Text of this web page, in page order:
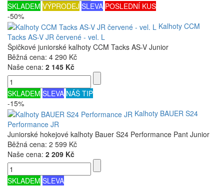
SKLADEM VÝPRODEJ SLEVA POSLEDNÍ KUS
-50%
Kalhoty CCM
Tacks AS-V JR červené - vel. L
Špičkové juniorské kalhoty CCM Tacks AS-V Junior
Běžná cena: 4 290 Kč
Naše cena: 2 145 Kč
SKLADEM SLEVA NÁŠ TIP
-15%
Kalhoty BAUER S24
Performance JR
Juniorské hokejové kalhoty Bauer S24 Performance Pant Junior
Běžná cena: 2 599 Kč
Naše cena: 2 209 Kč
SKLADEM SLEVA